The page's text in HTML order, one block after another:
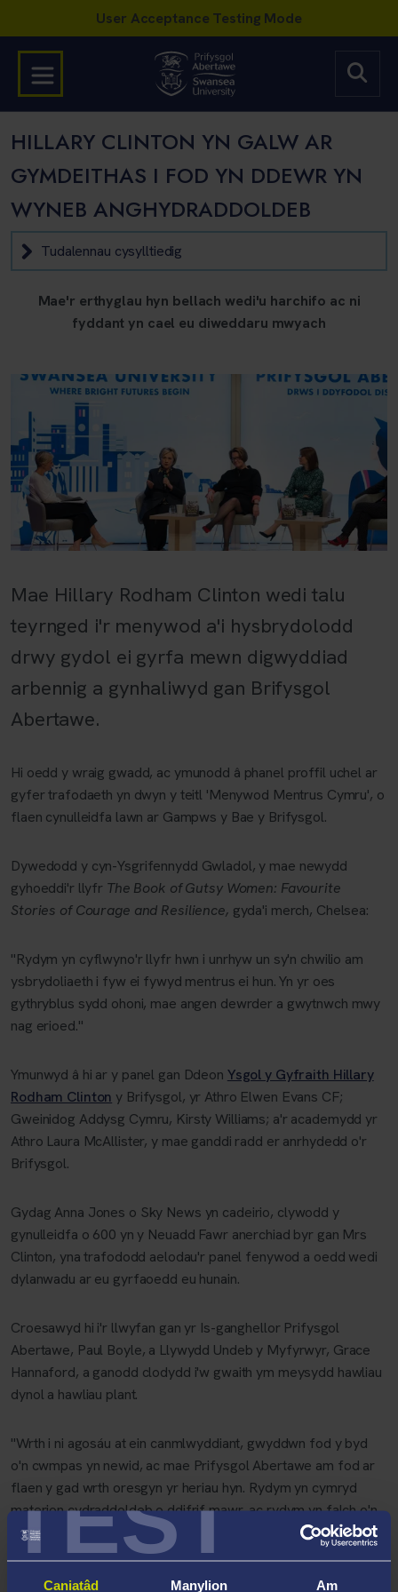
TEST
Caniatâd Manylion Am
HILLARY CLINTON YN GALW AR
GYMDEITHAS I FOD YN DDEWR YN
WYNEB ANGHYDRADDOLDEB
Tudalennau cysylltiedig
Mae'r erthyglau hyn bellach wedi'u harchifo ac ni
fyddant yn cael eu diweddaru mwyach
Mae Hillary Rodham Clinton wedi talu
teyrnged i'r menywod a'i hysbrydolodd
drwy gydol ei gyrfa mewn digwyddiad
arbennig a gynhaliwyd gan Brifysgol
Abertawe.
Hi oedd y wraig gwadd, ac ymunodd â phanel proffil uchel ar
gyfer trafodaeth yn dwyn y teitl 'Menywod Mentrus Cymru', o
flaen cynulleidfa lawn ar Gampws y Bae y Brifysgol.
Dywedodd y cyn-Ysgrifennydd Gwladol, y mae newydd
gyhoeddi'r llyfr The Book of Gutsy Women: Favourite
Stories of Courage and Resilience, gyda'i merch, Chelsea:
"Rydym yn cyflwyno'r llyfr hwn i unrhyw un sy'n chwilio am
ysbrydoliaeth i fyw ei fywyd mentrus ei hun. Yn yr oes
gythryblus sydd ohoni, mae angen dewrder a gwytnwch mwy
nag erioed."
Ymunwyd â hi ar y panel gan Ddeon Ysgol y Gyfraith Hillary
Rodham Clinton y Brifysgol, yr Athro Elwen Evans CF;
Gweinidog Addysg Cymru, Kirsty Williams; a'r academydd yr
Athro Laura McAllister, y mae ganddi radd er anrhydedd o'r
Brifysgol.
Gydag Anna Jones o Sky News yn cadeirio, clywodd y
gynulleidfa o 600 yn y Neuadd Fawr anerchiad byr gan Mrs
Clinton, yna trafododd aelodau'r panel fenywod a oedd wedi
dylanwadu ar eu gyrfaoedd eu hunain.
Croesawyd hi i'r llwyfan gan yr Is-ganghellor Prifysgol
Abertawe, Paul Boyle, a Llywydd Undeb y Myfyrwyr, Grace
Hannaford, a ganodd clodydd i'w gwaith ym meysydd hawliau
dynol a hawliau plant.
"Wrth i ni agosáu at ein canmlwyddiant, gwyddwn fod y byd
o'n cwmpas yn newid, ac mae Prifysgol Abertawe am fod ar
flaen y gad wrth oresgyn yr heriau hyn. Rydym yn cymryd
materion cydraddoldeb o ddifrif mawr, ac rydym yn falch o'n
cyflawniadau hyd yn hyn. Wrth gwrs, mae bob amser rhagor
i'w wneud, ond ni allwn fethu â chael ein hysbrydoli gan waith
Mrs Clinton a'i merch," dywedodd yr Athro Boyle.